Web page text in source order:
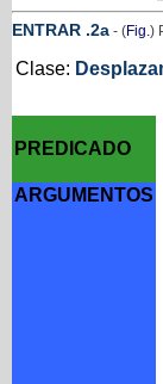
ENTRAR .2a- (Fig.)
Clase:
PREDICADO
ARGUMENTOS